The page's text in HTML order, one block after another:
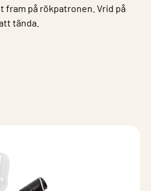
fram på rökpatronen. Vrid på
tända.